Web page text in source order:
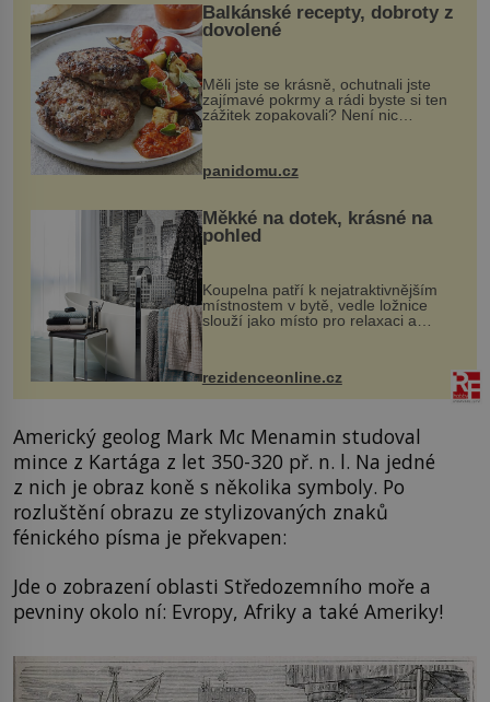
Balkánské recepty, dobroty z
dovolené
Měli jste se krásně, ochutnali jste
zajímavé pokrmy a rádi byste si ten
zážitek zopakovali? Není nic
snazšího. Pljeskavica (10 porcí)
Možná jste ji ochutnali na dovolené v
bývalé Jugoslávii, lze ji vi...
panidomu.cz
Měkké na dotek, krásné na
pohled
Koupelna patří k nejatraktivnějším
místnostem v bytě, vedle ložnice
slouží jako místo pro relaxaci a
odpočinek. Koupelnový textil –
ručníky, osušky a koberečky –
mohou jako mávnutím kouzelného
proutku...
rezidenceonline.cz
Americký geolog Mark Mc Menamin studoval
mince z Kartága z let 350-320 př. n. l. Na jedné
z nich je obraz koně s několika symboly. Po
rozluštění obrazu ze stylizovaných znaků
fénického písma je překvapen:
Jde o zobrazení oblasti Středozemního moře a
pevniny okolo ní: Evropy, Afriky a také Ameriky!